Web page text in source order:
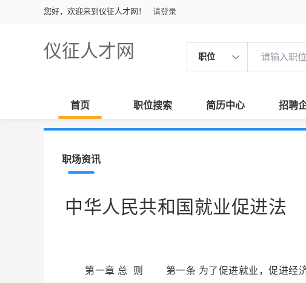
您好，欢迎来到仪征人才网！ 请登录
仪征人才网 职位
首页 职位搜索 简历中心 招聘
职场资讯
中华人民共和国就业促进法
第一章 总 则 第一条 为了促进就业，促进经济发